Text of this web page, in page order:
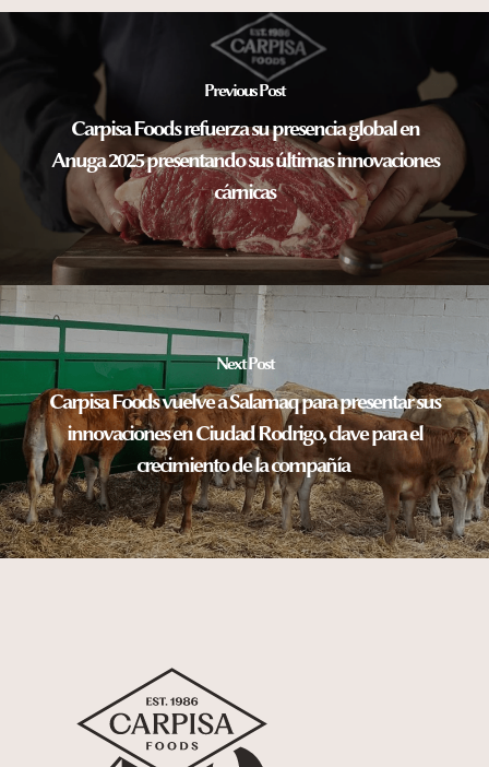
Previous Post
Carpisa Foods refuerza su presencia global en
Anuga 2025 presentando sus últimas innovaciones
cárnicas
Next Post
Carpisa Foods vuelve a Salamaq para presentar sus
innovaciones en Ciudad Rodrigo, clave para el
crecimiento de la compañía